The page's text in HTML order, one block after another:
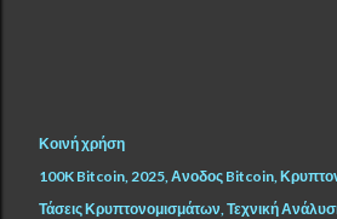
Κοινή χρήση
100K Bitcoin 2025 Ανοδος Bitcoin
Τάσεις Κρυπτονομισμάτων Τεχνική